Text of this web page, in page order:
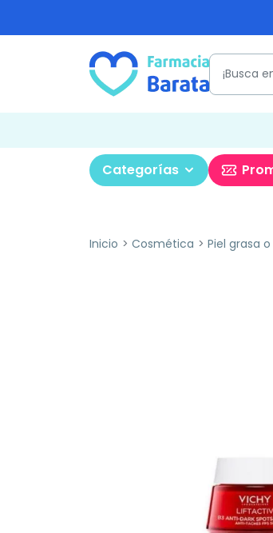
Categorías
Inicio Cosmética Piel grasa